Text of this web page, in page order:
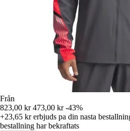
Från
823,00 kr 473,00 kr -43%
+23,65 krerbjuds pa din nasta
bestallning har bekraftats